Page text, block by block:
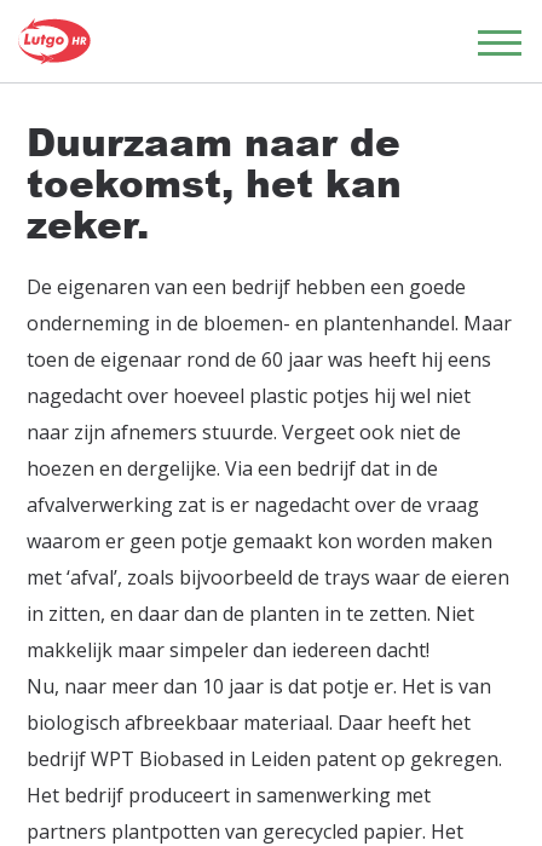
Duurzaam naar de
toekomst, het kan
zeker.
De eigenaren van een bedrijf hebben een goede
onderneming in de bloemen- en plantenhandel. Maar
toen de eigenaar rond de 60 jaar was heeft hij eens
nagedacht over hoeveel plastic potjes hij wel niet
naar zijn afnemers stuurde. Vergeet ook niet de
hoezen en dergelijke. Via een bedrijf dat in de
afvalverwerking zat is er nagedacht over de vraag
waarom er geen potje gemaakt kon worden maken
met ‘afval’, zoals bijvoorbeeld de trays waar de eieren
in zitten, en daar dan de planten in te zetten. Niet
makkelijk maar simpeler dan iedereen dacht!
Nu, naar meer dan 10 jaar is dat potje er. Het is van
biologisch afbreekbaar materiaal. Daar heeft het
bedrijf WPT Biobased in Leiden patent op gekregen.
Het bedrijf produceert in samenwerking met
partners plantpotten van gerecycled papier. Het